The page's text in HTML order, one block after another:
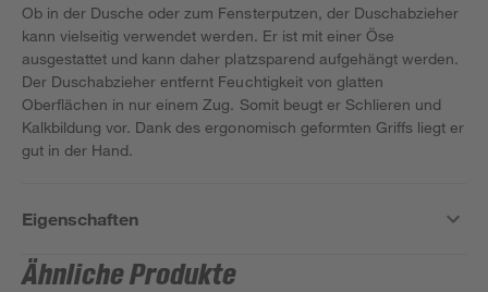
Ob in der Dusche oder zum Fensterputzen, der Duschabzieher
kann vielseitig verwendet werden. Er ist mit einer Öse
ausgestattet und kann daher platzsparend aufgehängt werden.
Der Duschabzieher entfernt Feuchtigkeit von glatten
Oberflächen in nur einem Zug. Somit beugt er Schlieren und
Kalkbildung vor. Dank des ergonomisch geformten Griffs liegt er
gut in der Hand.
Eigenschaften
Ähnliche Produkte